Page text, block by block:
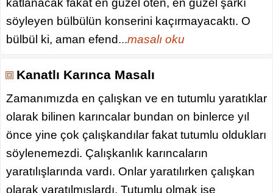
katlanacak fakat en güzel öten, en güzel şarkı
söyleyen bülbülün konserini kaçırmayacaktı. O
bülbül ki, aman efend...masalı oku
Kanatlı Karınca Masalı
Zamanımızda en çalışkan ve en tutumlu yaratıklar
olarak bilinen karıncalar bundan on binlerce yıl
önce yine çok çalışkandılar fakat tutumlu oldukları
söylenemezdi. Çalışkanlık karıncaların
yaratılışlarında vardı. Onlar yaratılırken çalışkan
olarak yaratılmışlardı. Tutumlu olmak ise